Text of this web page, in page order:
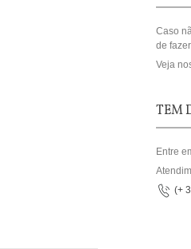
Caso
de
Veja
TEM
Entre
(+